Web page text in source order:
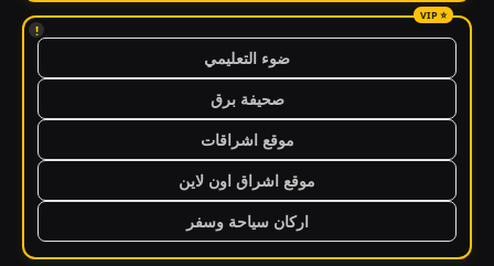
!
ضوء التعليمي
صحيفة برق
موقع اشراقات
موقع اشراق اون لاين
اركان سياحة وسفر